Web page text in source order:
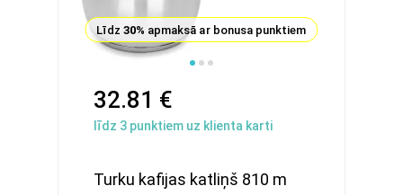
Līdz 30% apmaksā ar bonusa punktiem
32.81 €
līdz 3 punktiem uz klienta karti
Turku kafijas katliņš 810 m